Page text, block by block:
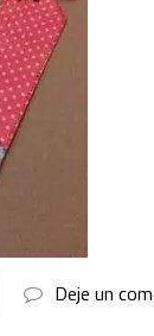
Deje un